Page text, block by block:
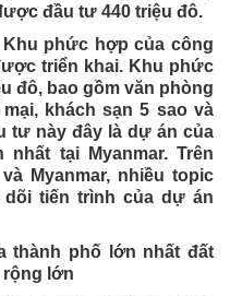
đầu tư 440 triệu đô.
phức hợp của công
triển khai. Khu phức
đô, bao gồm văn phòng
khách sạn 5 sao và
tư này đây là dự án của
tại Myanmar. Trên
Myanmar, nhiều topic
tiến trình của dự án
thành phố lớn nhất đất
rộng lớn